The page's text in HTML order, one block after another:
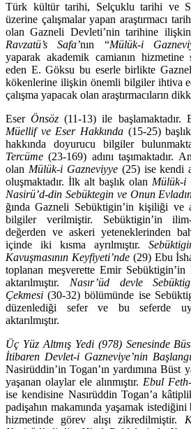
Türk kültür tarihi, Selçuklu tarihi ve
üzerine çalış­malar yapan araştırmacı
olan Gazneli Devle­ti’nin tarihine
Ravzatü’s Safa’nın “Mülük-i
yaparak akademik camianın hizmetine
eden E. Göksu bu eserle birlikte
kökenlerine ilişkin önemli bilgiler ihtiva
çalışma yapacak olan araştırmacıların
EserÖnsöz(11-13) ile başlamaktadır.
Müellif ve Eser Hakkında (15-25)
hakkında doyurucu bilgiler
Tercüme(23-169) adını taşımakta­dır.
olan Mülük-i Gazneviyye(25) ise kendi
oluşmaktadır. İlk alt başlık olan Mülük-i
Nasirü’d-din Sebüktegin ve Onun
ğında Gazneli Sebüktigin’in kişiliği ve
bilgiler veril­miştir. Sebüktigin’in
değerden ve askeri yetenek­lerinden
içinde iki kısma ayrılmıştır.
Kavuşmasının Keyfiyeti’nde (29) Ebu
toplanan meşverette Emir
aktarılmıştır. Nasır’üd devle
Çekmesi (30-32) bölümünde ise
düzenlediği sefer ve bu seferde
aktarılmıştır.
Üç Yüz Altmış Yedi (978) Senesinde
İtibaren Devlet-i Gazneviye’nin
Nasirüddin’in To­gan’ın yardımına Büst
yaşanan olaylar ele alınmış­tır. Ebul
ise kendisine Nasırüddin Togan’a
padişahın makamında yaşamak
hizmetinde görev alışı zikredilmiştir.